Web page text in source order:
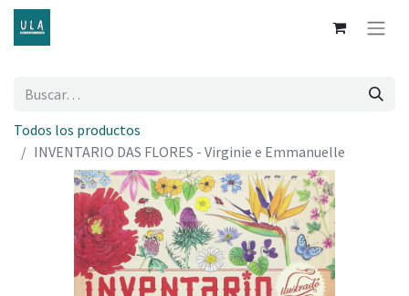
Todos los productos
INVENTARIO DAS FLORES - Virginie e Emmanuelle